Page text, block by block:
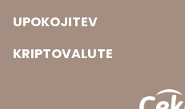
UPOKOJITEV
KRIPTOVALUTE